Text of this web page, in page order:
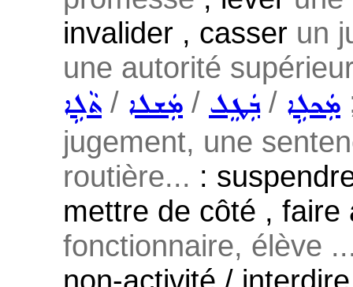
invalider , casser un
une autorité
ܬܵܠܹܐ / ܡܲܫܠܐ / ܒܲܛܸܠ/ ܡܲܟܠܹܐ
jugement, une
routière... :
mettre de côté ,
fonctionnaire, élève